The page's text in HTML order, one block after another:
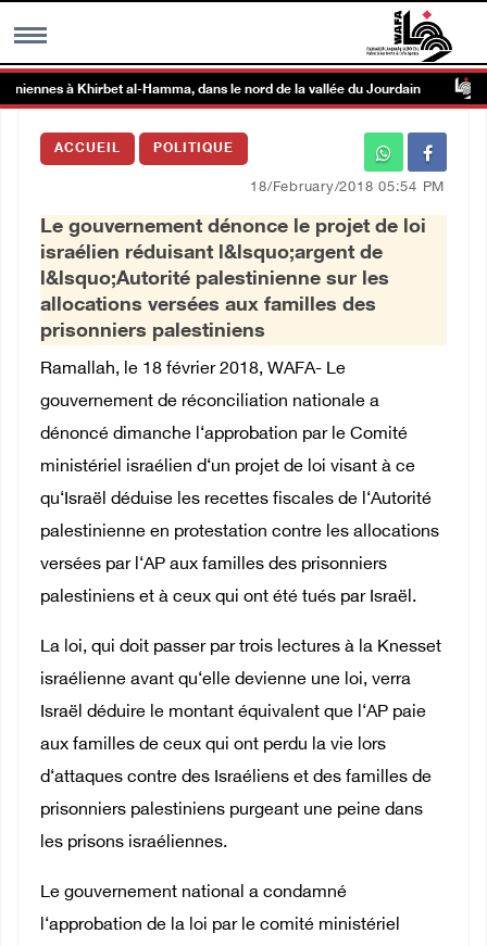
MENU
Galerie d’images
Centre palestinien
العربية
English
à Khirbet al-Hamma, dans le nord de la vallée du Jourdain
ACCUEIL POLITIQUE
18/February/2018 05:54 PM
Le gouvernement dénonce le projet de loi
israélien réduisant l&lsquo;argent de
l&lsquo;Autorité palestinienne sur les
allocations versées aux familles des
prisonniers palestiniens
Ramallah, le 18 février 2018, WAFA- Le
gouvernement de réconciliation nationale a
dénoncé dimanche l‘approbation par le Comité
ministériel israélien d‘un projet de loi visant à ce
qu‘Israël déduise les recettes fiscales de l‘Autorité
palestinienne en protestation contre les allocations
versées par l‘AP aux familles des prisonniers
palestiniens et à ceux qui ont été tués par Israël.
La loi, qui doit passer par trois lectures à la Knesset
israélienne avant qu‘elle devienne une loi, verra
Israël déduire le montant équivalent que l‘AP paie
aux familles de ceux qui ont perdu la vie lors
d‘attaques contre des Israéliens et des familles de
prisonniers palestiniens purgeant une peine dans
les prisons israéliennes.
Le gouvernement national a condamné
l‘approbation de la loi par le comité ministériel